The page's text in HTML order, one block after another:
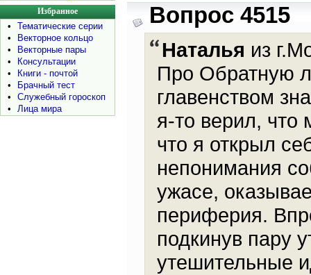
Избранное
•
Тематические серии
•
Векторное кольцо
•
Векторные пары
•
Консультации
•
Книги - почтой
•
Брачный тест
•
Служебный гороскоп
•
Лица мира
Вопрос 4515
Наталья из
Про Обратную
главенством
я-то верил,
что я открыл
непонимания
ужасе,
периферия.
подкинув пару
утешительные